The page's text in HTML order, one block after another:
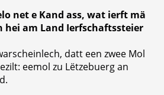
net e Kand ass, wat ierft mä
hei am Land Ierfschaftssteier
datt een zwee Mol
eemol zu Lëtzebuerg an